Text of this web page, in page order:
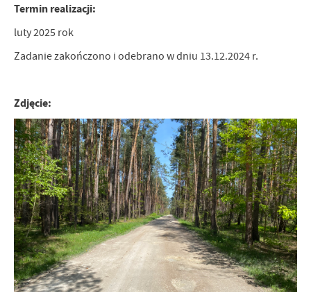
Termin realizacji:
luty 2025 rok
Zadanie zakończono i odebrano w dniu 13.12.2024 r.
Zdjęcie: